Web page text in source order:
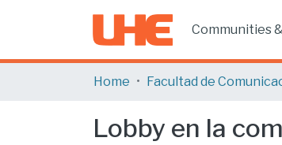
Communities
Home
Lobby en la